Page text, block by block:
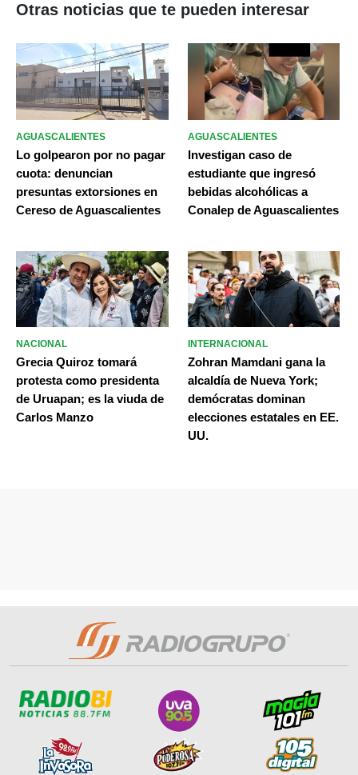
Otras noticias que te pueden interesar
AGUASCALIENTES
Lo golpearon por no pagar
cuota: denuncian
presuntas extorsiones en
Cereso de Aguascalientes
AGUASCALIENTES
Investigan caso de
estudiante que ingresó
bebidas alcohólicas a
Conalep de Aguascalientes
NACIONAL
Grecia Quiroz tomará
protesta como presidenta
de Uruapan; es la viuda de
Carlos Manzo
INTERNACIONAL
Zohran Mamdani gana la
alcaldía de Nueva York;
demócratas dominan
elecciones estatales en EE.
UU.